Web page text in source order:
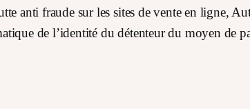
anti fraude sur les sites de vente en ligne,
de l’identité du détenteur du moyen de